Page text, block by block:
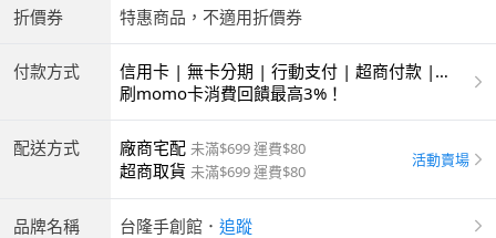
折價券 特惠商品，不適用折價券
付款方式
信用卡 | 無卡分期 | 行動支付 | 超商付款 |
ATM | 銀聯卡
刷momo卡消費回饋最高3%！
配送方式 廠商宅配 未滿$699 運費$80
超商取貨 未滿$699 運費$80
活動賣場
品牌名稱 台隆手創館 ． 追蹤